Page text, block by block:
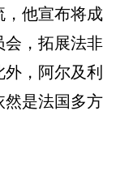
他宣布将成
，拓展法非
，阿尔及利
是法国多方